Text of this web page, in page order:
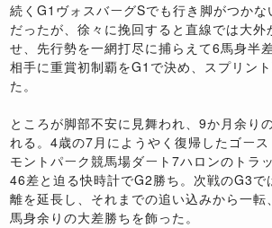
続くG1ヴォスバーグSでも行き脚がつかな
だったが、徐々に挽回すると直線では大外
せ、先行勢を一網打尽に捕らえて6馬身半
相手に重賞初制覇をG1で決め、スプリン
た。
ところが脚部不安に見舞われ、9か月余り
れる。4歳の7月にようやく復帰したゴー
モントパーク競馬場ダート7ハロンのトラ
46差と迫る快時計でG2勝ち。次戦のG3で
離を延長し、それまでの追い込みから一
馬身余りの大差勝ちを飾った。